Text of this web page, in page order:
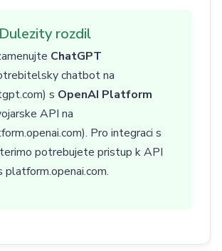
rozdil
ChatGPT
chatbot na
s OpenAI Platform
API na
Pro integraci s
potrebujete pristup k API
platform.openai.com.